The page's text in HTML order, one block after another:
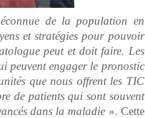
de la population en
et stratégies pour pouvoir
peut et doit faire. Les
peuvent engager le pronostic
que nous offrent les TIC
de patients qui sont souvent
dans la maladie ». Cette